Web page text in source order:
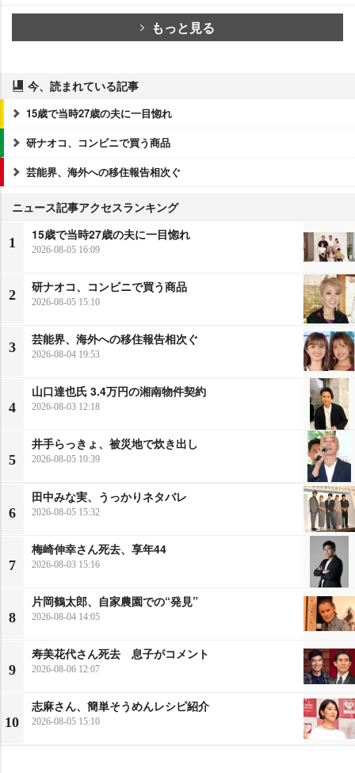
もっと見る
今、読まれている記事
15歳で当時27歳の夫に一目惚れ
研ナオコ、コンビニで買う商品
芸能界、海外への移住報告相次ぐ
ニュース記事アクセスランキング
1
15歳で当時27歳の夫に一目惚れ
2026-08-05 16:09
2
研ナオコ、コンビニで買う商品
2026-08-05 15:10
3
芸能界、海外への移住報告相次ぐ
2026-08-04 19:53
4
山口達也氏 3.4万円の湘南物件契約
2026-08-03 12:18
5
井手らっきょ、被災地で炊き出し
2026-08-05 10:39
6
田中みな実、うっかりネタバレ
2026-08-05 15:32
7
梅崎伸幸さん死去、享年44
2026-08-03 15:16
8
片岡鶴太郎、自家農園での“発見”
2026-08-04 14:05
9
寿美花代さん死去 息子がコメント
2026-08-06 12:07
10
志麻さん、簡単そうめんレシピ紹介
2026-08-05 15:10